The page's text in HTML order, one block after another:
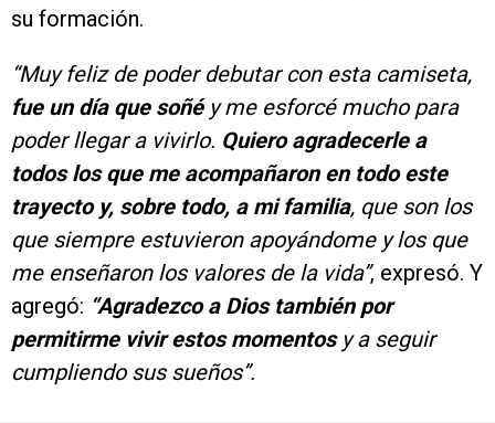
su formación.
“Muy feliz de poder debutar con esta camiseta,
fue un día que soñéy me esforcé mucho para
poder llegar a vivirlo. Quiero agradecerle a
todos los que me acompañaron en todo este
trayecto y, sobre todo, a mi familia, que son los
que siempre estuvieron apoyándome y los que
me enseñaron los valores de la vida”, expresó. Y
agregó: “Agradezco a Dios también por
permitirme vivir estos momentosy a seguir
cumpliendo sus sueños”.